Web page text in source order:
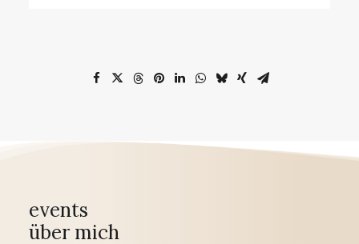
events
über mich